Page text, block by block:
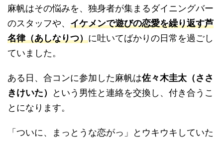
麻帆はその悩みを、独身者が集まるダイニングバー
のスタッフや、 イケメンで遊びの恋愛を繰り返す芦
名律（あしなりつ）に吐いてばかりの日常を過ごし
ていました。
ある日、合コンに参加した麻帆は佐々木圭太（ささ
きけいた）
という男性と連絡を交換し、付き合うこ
とになります。
「ついに、まっとうな恋がっ」とウキウキしていた